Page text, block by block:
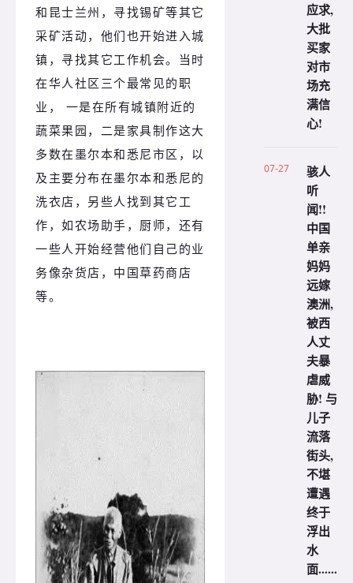
和昆士兰州，寻找锡矿等其它
采矿活动，他们也开始进入城
镇，寻找其它工作机会。
当时
在华人社区三个最常见的职
业， 一是在所有城镇附近的
蔬菜果园，二是家具制作这大
多数在墨尔本和悉尼市区，以
及主要分布在墨尔本和悉尼的
洗衣店，另些人找到其它工
作，如农场助手，厨师，还有
一些人开始经营他们自己的业
务像杂货店，中国草药商店
等。
应求,
大批
买家
对市
场充
满信
心!
07-27
骇人
听
闻!!
中国
单亲
妈妈
远嫁
澳洲,
被西
人丈
夫暴
虐威
胁! 与
儿子
流落
街头,
不堪
遭遇
终于
浮出
水
面......